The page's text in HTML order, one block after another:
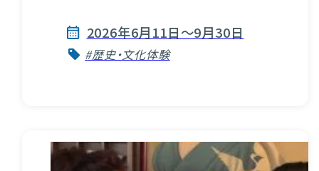
2026年6月11日〜9月30日
#歴史・文化体験
お役立ち情報
酒蔵営業時間